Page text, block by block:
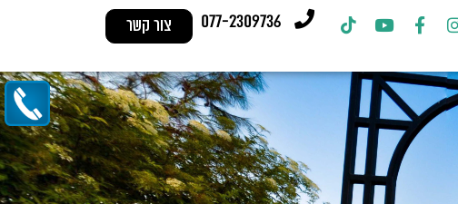
077-2309736 צור קשר